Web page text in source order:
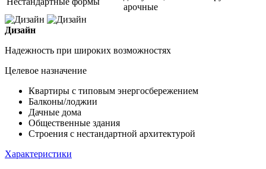
арочные
Дизайн
Надежность при широких возможностях
Целевое назначение
Квартиры с типовым энергосбережением
Балконы/лоджии
Дачные дома
Общественные здания
Строения с нестандартной архитектурой
Характеристики